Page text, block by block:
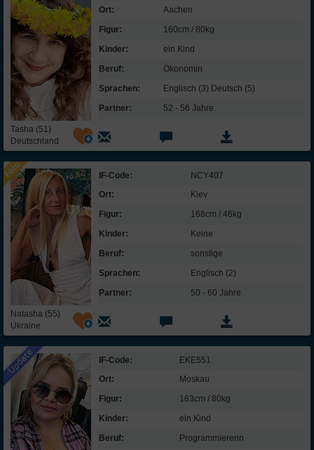
Tasha (51)
Deutschland
Ort:
Aachen
Figur:
160cm / 80kg
Kinder:
ein Kind
Beruf:
Ökonomin
Sprachen:
Englisch (3) Deutsch (5)
Partner:
52 - 56 Jahre
Natasha (55)
Ukraine
IF-Code:
NCY407
Ort:
Kiev
Figur:
168cm / 46kg
Kinder:
Keine
Beruf:
sonstige
Sprachen:
Englisch (2)
Partner:
50 - 60 Jahre
IF-Code:
EKE551
Ort:
Moskau
Figur:
163cm / 80kg
Kinder:
ein Kind
Beruf:
Programmiererin